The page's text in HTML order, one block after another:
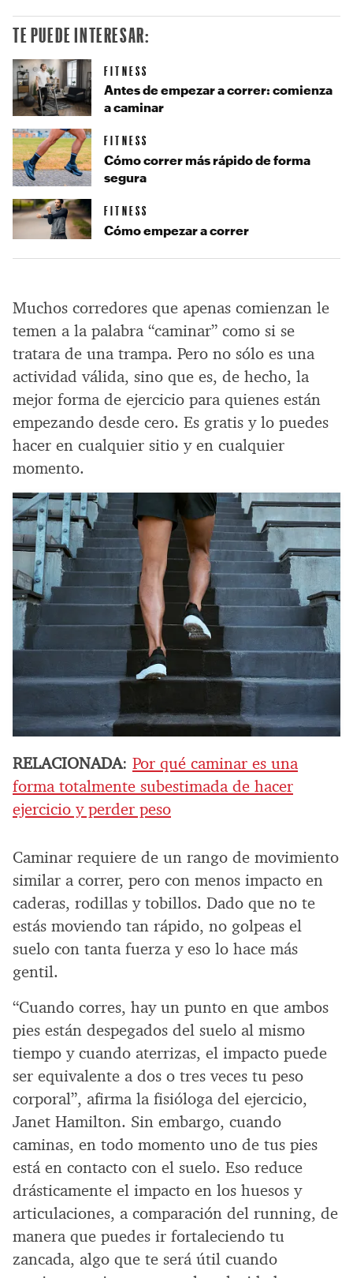
Muchos corredores que apenas comienzan le
temen a la palabra “caminar” como si se
tratara de una trampa. Pero no sólo es una
actividad válida, sino que es, de hecho, la
mejor forma de ejercicio para quienes están
empezando desde cero. Es gratis y lo puedes
hacer en cualquier sitio y en cualquier
momento.
RELACIONADA: Por qué caminar es una
forma totalmente subestimada de hacer
ejercicio y perder peso
Caminar requiere de un rango de movimiento
similar a correr, pero con menos impacto en
caderas, rodillas y tobillos. Dado que no te
estás moviendo tan rápido, no golpeas el
suelo con tanta fuerza y eso lo hace más
gentil.
“Cuando corres, hay un punto en que ambos
pies están despegados del suelo al mismo
tiempo y cuando aterrizas, el impacto puede
ser equivalente a dos o tres veces tu peso
corporal”, afirma la fisióloga del ejercicio,
Janet Hamilton. Sin embargo, cuando
caminas, en todo momento uno de tus pies
está en contacto con el suelo. Eso reduce
drásticamente el impacto en los huesos y
articulaciones, a comparación del running, de
manera que puedes ir fortaleciendo tu
zancada, algo que te será útil cuando
TE PUEDE INTERESAR:
FITNESS
Antes de empezar a correr: comienza
a caminar
FITNESS
Cómo correr más rápido de forma
segura
FITNESS
Cómo empezar a correr